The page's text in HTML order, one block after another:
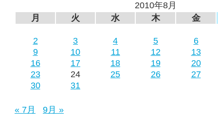
2010年8月
月
火 水 木 金
2 3 4 5
6
9
10 11 12
13
16
17 18 19
20
23
24 25 26
27
30
31
« 7月 9月 »